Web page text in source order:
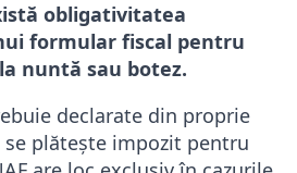
obligativitatea
formular fiscal pentru
nuntă sau botez.
declarate din proprie
plătește impozit pentru